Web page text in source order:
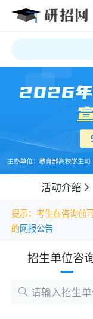
活动介绍
提示：考生在咨询前
的网报公告
招生单位咨